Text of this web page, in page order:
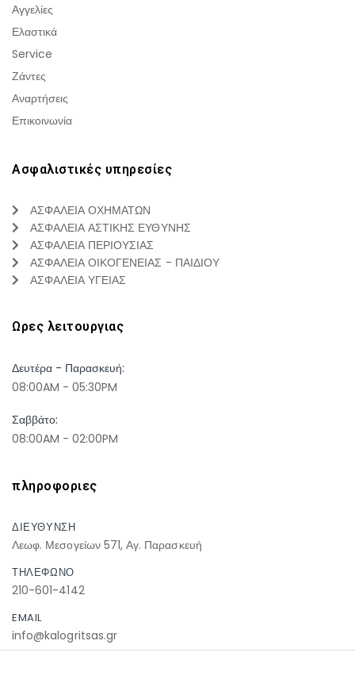
Αγγελίες
Ελαστικά
Service
Ζάντες
Αναρτήσεις
Επικοινωνία
Ασφαλιστικές υπηρεσίες
ΑΣΦΑΛΕΙΑ ΟΧΗΜΑΤΩΝ
ΑΣΦΑΛΕΙΑ ΑΣΤΙΚΗΣ ΕΥΘΥΝΗΣ
ΑΣΦΑΛΕΙΑ ΠΕΡΙΟΥΣΙΑΣ
ΑΣΦΑΛΕΙΑ ΟΙΚΟΓΕΝΕΙΑΣ - ΠΑΙΔΙΟΥ
ΑΣΦΑΛΕΙΑ ΥΓΕΙΑΣ
Ωρες λειτουργιας
Δευτέρα - Παρασκευή:
08:00AM - 05:30PM
Σαββάτο:
08:00AM - 02:00PM
πληροφοριες
ΔΙΕΥΘΥΝΣΗ
Λεωφ. Μεσογείων 571, Αγ. Παρασκευή
ΤΗΛΕΦΩΝΟ
210-601-4142
EMAIL
info@kalogritsas.gr